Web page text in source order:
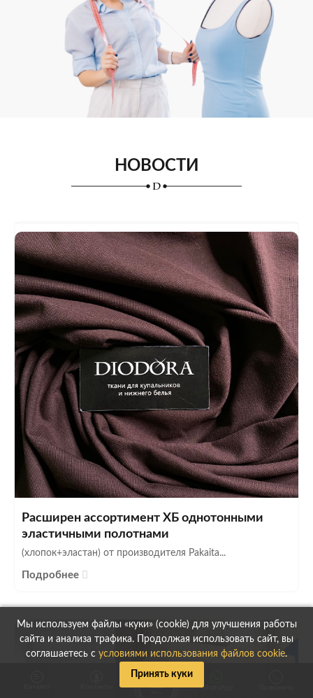
WhatsApp
НОВОСТИ
Расширен ассортимент ХБ однотонными
эластичными полотнами
(хлопок+эластан) от производителя Pakaita...
Подробнее
Мы используем файлы «куки» (cookie) для улучшения работы
сайта и анализа трафика. Продолжая использовать сайт, вы
соглашаетесь с условиями использования файлов cookie.
Принять куки